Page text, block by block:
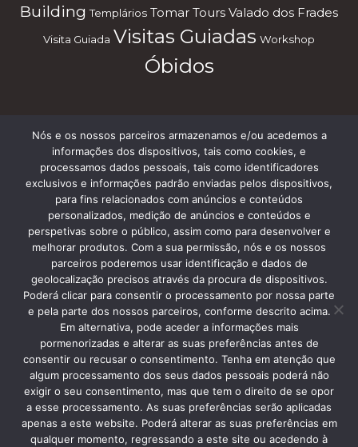
Building Templários Tomar Tours Valado dos Frades
Visita Guiada Visitas Guiadas Workshop
Óbidos
Subscreve a nossa Newsletter
Termos e Condições
Copyright © 2013 Silver Coast Travelling Tours. • Caldas da
Rainha • RNAAT 06/2015 • Tlmv: +351 96 148 1448
Nós e os nossos parceiros armazenamos e/ou acedemos a
informações dos dispositivos, tais como cookies, e
processamos dados pessoais, tais como identificadores
exclusivos e informações padrão enviadas pelos dispositivos,
para fins relacionados com anúncios e conteúdos
personalizados, medição de anúncios e conteúdos e
perspetivas sobre o público, assim como para desenvolver e
melhorar produtos. Com a sua permissão, nós e os nossos
parceiros poderemos usar identificação e dados de
geolocalização precisos através da procura de dispositivos.
Poderá clicar para consentir o processamento por nossa parte
e pela parte dos nossos parceiros, conforme descrito acima.
Em alternativa, pode aceder a informações mais
pormenorizadas e alterar as suas preferências antes de
consentir ou recusar o consentimento. Tenha em atenção que
algum processamento dos seus dados pessoais poderá não
exigir o seu consentimento, mas que tem o direito de se opor
a esse processamento. As suas preferências serão aplicadas
apenas a este website. Poderá alterar as suas preferências em
qualquer momento, regressando a este site ou acedendo à